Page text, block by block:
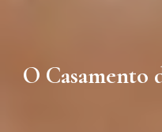
O Casamento